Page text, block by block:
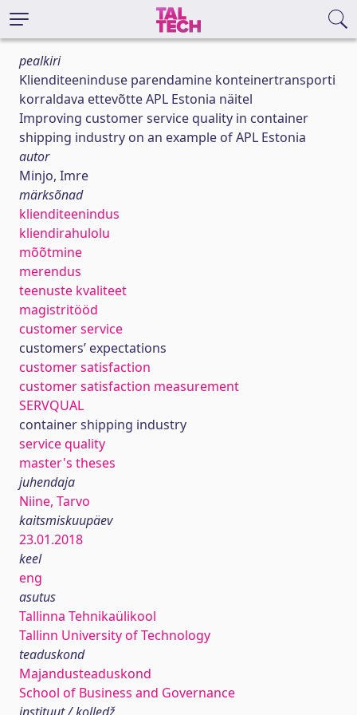
pealkiri
Klienditeeninduse parendamine konteinertransporti
korraldava ettevõtte APL Estonia näitel
Improving customer service quality in container
shipping industry on an example of APL Estonia
autor
Minjo, Imre
märksõnad
klienditeenindus
kliendirahulolu
mõõtmine
merendus
teenuste kvaliteet
magistritööd
customer service
customers’ expectations
customer satisfaction
customer satisfaction measurement
SERVQUAL
container shipping industry
service quality
master's theses
juhendaja
Niine, Tarvo
kaitsmiskuupäev
23.01.2018
keel
eng
asutus
Tallinna Tehnikaülikool
Tallinn University of Technology
teaduskond
Majandusteaduskond
School of Business and Governance